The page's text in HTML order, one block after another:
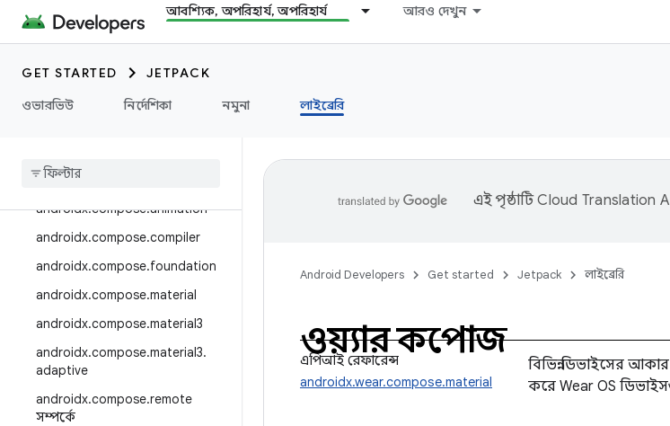
আবশ্যিক, অপরিহার্য, অপরিহার্য আরও দেখুন
GET STARTED
JETPACK
ওভারভিউ
নির্দেশিকা নমুনা লাইব্রেরি
androidx.camera.media3
androidx.camera.viewfinder
androidx.car
androidx
androidx.compose.animation
androidx.compose.compiler
androidx.compose.foundation
androidx.compose.material
androidx.compose.material3
androidx.compose.material3.
adaptive
androidx.compose.remote
সম্পর্কে
এই পৃষ্ঠাটিCloud Translation
Android Developers Get started Jetpack লাইব্রেরি
ওয়্যার কম্পোজ
এপিআই রেফারেন্স
androidx.wear.compose.material
বিভিন্ন ডিভাইসের
করে Wear OS